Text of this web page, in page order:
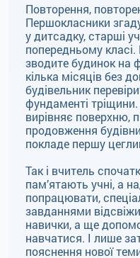
Повторення,
Першокласники
у дитсадку, старші
попередньому
зводите будинок на
кілька місяців без
будівельник
фундаменті
вирівняє поверхню,
продовження
покладе першу
Так і вчитель
пам’ятають учні, а
попрацювати,
завданнями
навички, а ще
навчатися. І лише
пояснення нової